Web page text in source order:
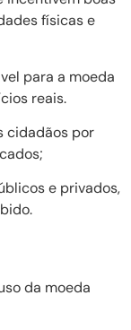
físicas e
para a moeda
reais.
cidadãos por
e privados,
da moeda